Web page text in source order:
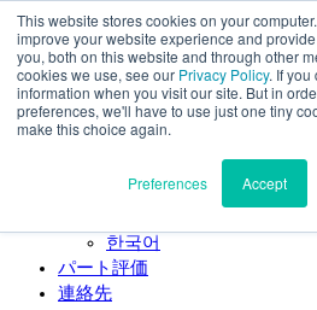
This website stores cookies on your
improve your website experience and
you, both on this website and through other
cookies we use, see our Privacy Policy. If you
information when you visit our site. But in
preferences, we'll have to use just one tiny
make this choice again.
Preferences Accept
本文へスキップ
SPEE3D
日本語
English
Español
Français
한국어
パート評価
連絡先